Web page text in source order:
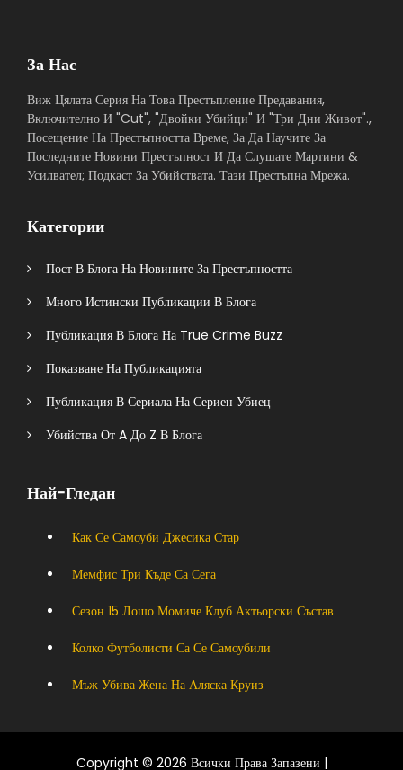
За Нас
Виж Цялата Серия На Това Престъпление Предавания,
Включително И "Cut", "Двойки Убийци" И "Три Дни Живот".,
Посещение На Престъпността Време, За Да Научите За
Последните Новини Престъпност И Да Слушате Мартини &
Усилвател; Подкаст За Убийствата. Тази Престъпна Мрежа.
Категории
Пост В Блога На Новините За Престъпността
Много Истински Публикации В Блога
Публикация В Блога На True Crime Buzz
Показване На Публикацията
Публикация В Сериала На Сериен Убиец
Убийства От A До Z В Блога
Най-Гледан
Как Се Самоуби Джесика Стар
Мемфис Три Къде Са Сега
Сезон 15 Лошо Момиче Клуб Актьорски Състав
Колко Футболисти Са Се Самоубили
Мъж Убива Жена На Аляска Круиз
Copyright © 2026 Всички Права Запазени |